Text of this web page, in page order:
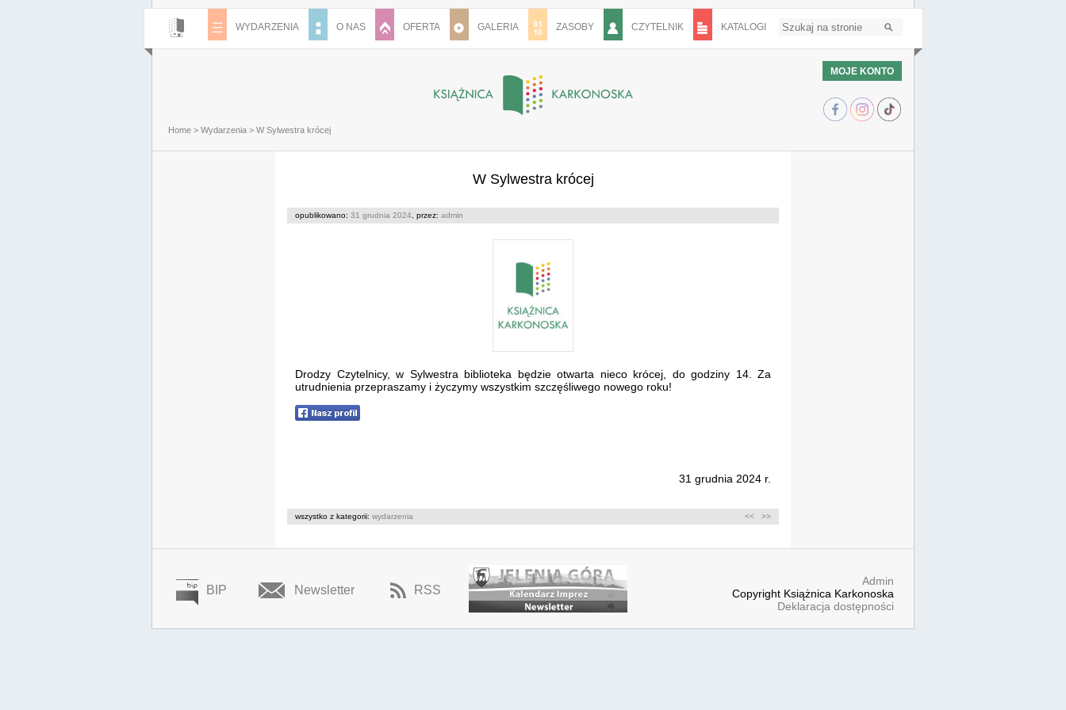
WYDARZENIA O NAS OFERTA GALERIA ZASOBY CZYTELNIK KATALOGI
MOJE KONTO
Home > Wydarzenia > W Sylwestra krócej
W Sylwestra krócej
opublikowano: 31 grudnia 2024 , przez: admin
Drodzy Czytelnicy, w Sylwestra biblioteka będzie otwarta nieco krócej, do godziny 14. Za
utrudnienia przepraszamy i życzymy wszystkim szczęśliwego nowego roku!
31 grudnia 2024 r.
wszystko z kategorii: wydarzenia << >>
BIP Newsletter RSS
Admin
Copyright Książnica Karkonoska
Deklaracja dostępności